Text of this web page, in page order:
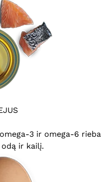
3 ir omega-6
ir kailį.